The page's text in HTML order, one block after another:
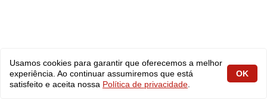
Usamos cookies para garantir que oferecemos a melhor
experiência. Ao continuar assumiremos que está
satisfeito e aceita nossa Política de privacidade
OK